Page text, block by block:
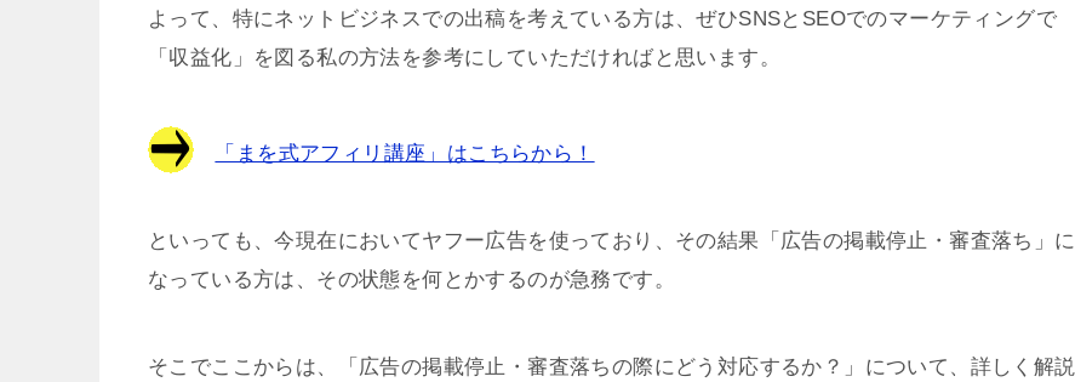
よって、特にネットビジネスでの出稿を考えている方は、ぜひSNSとSEOでのマーケティングで
「収益化」を図る私の方法を参考にしていただければと思います。
「まを式アフィリ講座」はこちらから！
といっても、今現在においてヤフー広告を使っており、その結果「広告の掲載停止・審査落ち」に
なっている方は、その状態を何とかするのが急務です。
そこでここからは、「広告の掲載停止・審査落ちの際にどう対応するか？」について、詳しく解説